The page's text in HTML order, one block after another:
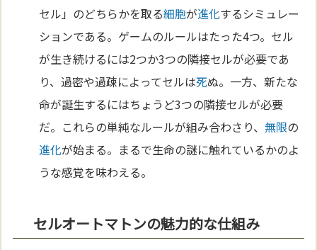
セル」のどちらかを取る細胞が進化するシミュレー
ションである。ゲームのルールはたった4つ。セル
が生き続けるには2つか3つの隣接セルが必要であ
り、過密や過疎によってセルは死ぬ。一方、新たな
命が誕生するにはちょうど3つの隣接セルが必要
だ。これらの単純なルールが組み合わさり、無限の
進化が始まる。まるで生命の謎に触れているかのよ
うな感覚を味わえる。
セルオートマトンの魅力的な仕組み